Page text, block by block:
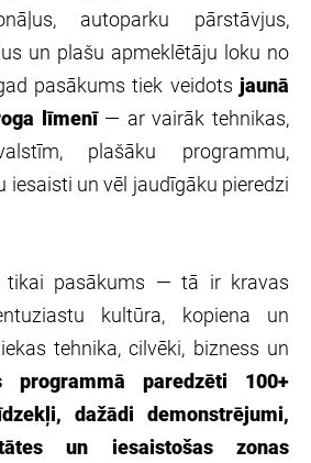
autoparku pārstāvjus,
un plašu apmeklētāju loku no
pasākums tiek veidots jaunā
līmenī— ar vairāk tehnikas,
plašāku programmu,
iesaisti un vēl jaudīgāku pieredzi
tikai pasākums — tā ir kravas
kultūra, kopiena un
tehnika, cilvēki, bizness un
programmā paredzēti 100+
dažādi demonstrējumi,
un iesaistošas zonas